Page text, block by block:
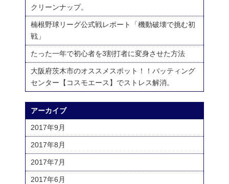
クリーンナップ。
楠根野球リーグ公式戦レポート「機動破壊で挑む初
戦」
たった一年で初心者を3割打者に変身させた方法
大阪府茨木市のオススメスポット！！バッティング
センター【コスモエース】でストレス解消。
アーカイブ
2017年9月
2017年8月
2017年7月
2017年6月